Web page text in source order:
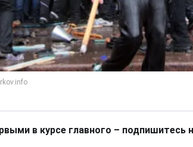
в курсе главного – подпишитесь